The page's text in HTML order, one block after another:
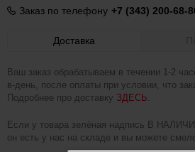
Заказ по телефону +7 (343) 200-68-
Доставка
Ваш заказ обрабатываем в течении 1-2
в-день, после оплаты при условии, что
Подробнее про доставку ЗДЕСЬ.
Если у товара зелёная надпись В
он есть у нас на складе и вы можете